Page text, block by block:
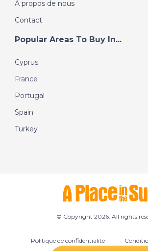
A propos de nous
Contact
Popular Areas To Buy In...
Cyprus
France
Portugal
Spain
Turkey
© Copyright 2026. All rights
Politique de confidentialité